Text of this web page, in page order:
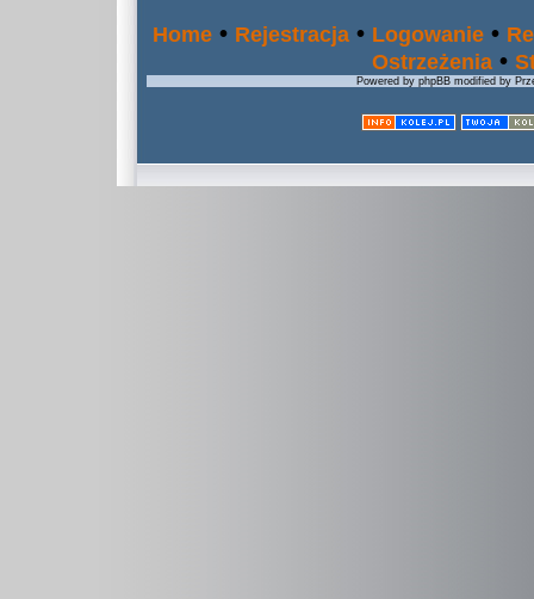
Home • Rejestracja • Logowanie •
Ostrzeżenia •
Powered by phpBB modified by